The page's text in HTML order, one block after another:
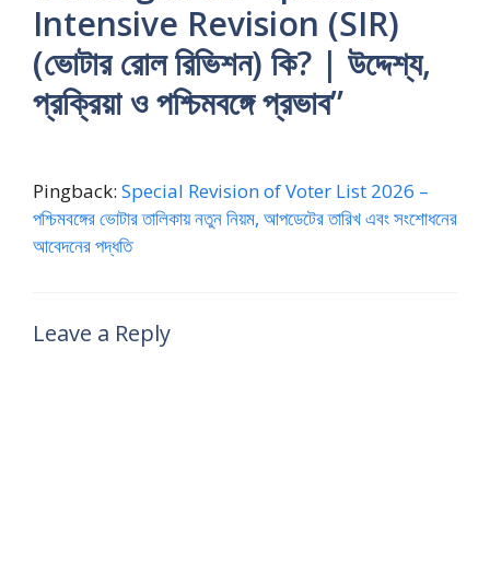
Intensive Revision (SIR)
(ভোটার রোল রিভিশন) কি? | উদ্দেশ্য,
প্রক্রিয়া ও পশ্চিমবঙ্গে প্রভাব”
Pingback: Special Revision of Voter List 2026 –
পশ্চিমবঙ্গের ভোটার তালিকায় নতুন নিয়ম, আপডেটের তারিখ এবং সংশোধনের
আবেদনের পদ্ধতি
Leave a Reply